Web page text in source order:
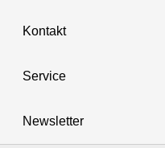
Kontakt
Service
Newsletter